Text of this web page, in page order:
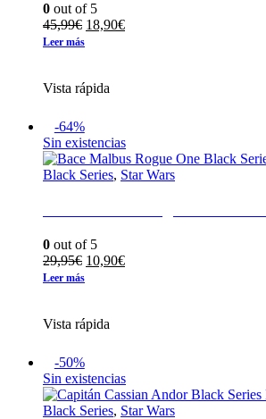
0 out of 5
45,99€ El
45,99€.
18,90€El
Leer más
Vista rápida
-64%
Sin existencias
Black Series, Star Wars
0 out of 5
29,95€ El
29,95€.
10,90€El
Leer más
Vista rápida
-50%
Sin existencias
Black Series, Star Wars